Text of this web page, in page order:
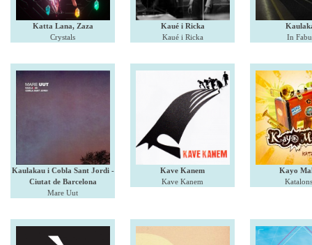
Katta Lana, Zaza
Crystals
Kaué i Ricka
Kaué i Ricka
In
Kaulakau i Cobla Sant Jordi -
Ciutat de Barcelona
Mare Uut
Kave Kanem
Kave Kanem
Kayo